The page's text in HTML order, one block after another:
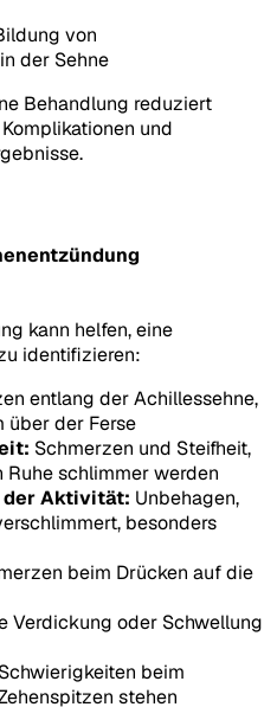
von
der Sehne
Behandlung reduziert
und
kann helfen, eine
identifizieren:
entlang der Achillessehne,
der Ferse
Schmerzen und Steifheit,
schlimmer werden
der Aktivität: Unbehagen,
besonders
beim Drücken auf die
Verdickung oder Schwellung
Schwierigkeiten beim
stehen